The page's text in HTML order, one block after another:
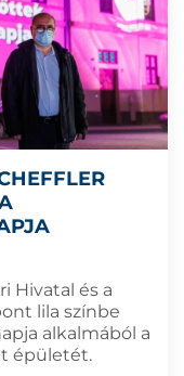
Hivatal és a
lila színbe
alkalmából a
épületét.